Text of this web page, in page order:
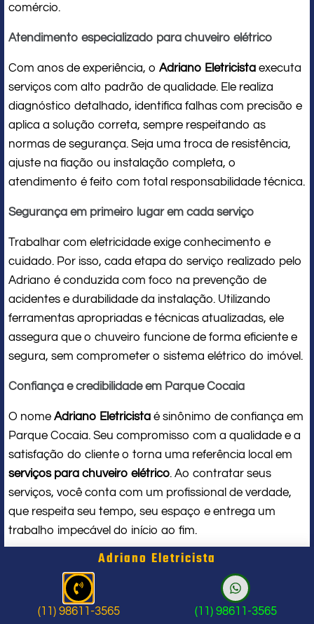
comércio.
Atendimento especializado para chuveiro elétrico
Com anos de experiência, o Adriano Eletricista executa
serviços com alto padrão de qualidade. Ele realiza
diagnóstico detalhado, identifica falhas com precisão e
aplica a solução correta, sempre respeitando as
normas de segurança. Seja uma troca de resistência,
ajuste na fiação ou instalação completa, o
atendimento é feito com total responsabilidade técnica.
Segurança em primeiro lugar em cada serviço
Trabalhar com eletricidade exige conhecimento e
cuidado. Por isso, cada etapa do serviço realizado pelo
Adriano é conduzida com foco na prevenção de
acidentes e durabilidade da instalação. Utilizando
ferramentas apropriadas e técnicas atualizadas, ele
assegura que o chuveiro funcione de forma eficiente e
segura, sem comprometer o sistema elétrico do imóvel.
Confiança e credibilidade em Parque Cocaia
O nome Adriano Eletricista é sinônimo de confiança em
Parque Cocaia. Seu compromisso com a qualidade e a
satisfação do cliente o torna uma referência local em
serviços para chuveiro elétrico. Ao contratar seus
serviços, você conta com um profissional de verdade,
que respeita seu tempo, seu espaço e entrega um
trabalho impecável do início ao fim.
Problema com chuveiro: sinais que
indicam a hora de chamar um
profissional
Adriano Eletricista
(11) 98611-3565 (11) 98611-3565